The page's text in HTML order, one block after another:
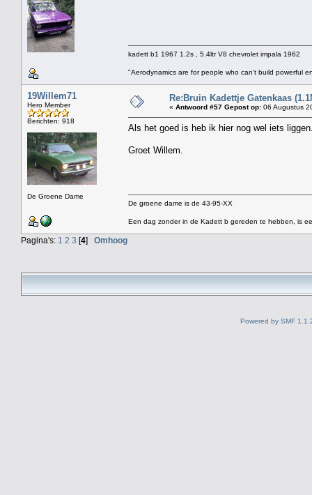
kadett b1 1967 1.2s , 5.4ltr V8 chevrolet impala 1962
"Aerodynamics are for people who can't build powerful
19Willem71
Hero Member
Berichten: 918
De Groene Dame
Re:Bruin Kadettje Gatenkaas
« Antwoord #57 Gepost op: 06 Augustus
Als het goed is heb ik hier nog wel iets
Groet Willem.
De groene dame is de 43-95-XX
Een dag zonder in de Kadett b gereden te hebben, is
Pagina's: 1 2 3 [4] Omhoog
Powered by SMF